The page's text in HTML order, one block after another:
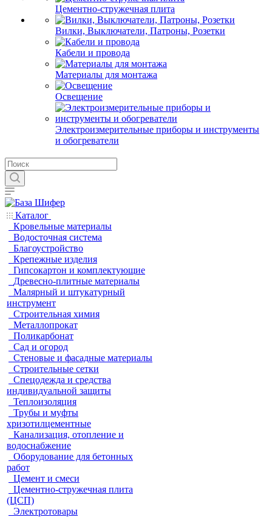
Цементно-стружечная плита
Вилки, Выключатели, Патроны, Розетки
Кабели и провода
Материалы для монтажа
Освещение
Электроизмерительные приборы и инструменты
и обогреватели
Каталог
Кровельные материалы
Водосточная система
Благоустройство
Крепежные изделия
Гипсокартон и комплектующие
Древесно-плитные материалы
Малярный и штукатурный
инструмент
Строительная химия
Металлопрокат
Поликарбонат
Сад и огород
Стеновые и фасадные материалы
Строительные сетки
Спецодежда и средства
индивидуальной защиты
Теплоизоляция
Трубы и муфты
хризотилцементные
Канализация, отопление и
водоснабжение
Оборудование для бетонных
работ
Цемент и смеси
Цементно-стружечная плита
(ЦСП)
Электротовары